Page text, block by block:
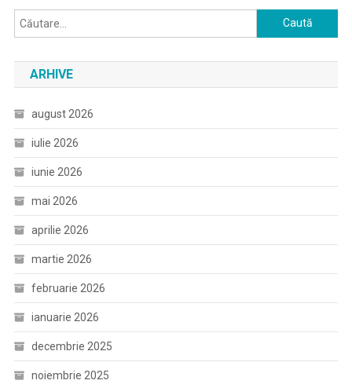
Caută
după:
ARHIVE
august 2026
iulie 2026
iunie 2026
mai 2026
aprilie 2026
martie 2026
februarie 2026
ianuarie 2026
decembrie 2025
noiembrie 2025